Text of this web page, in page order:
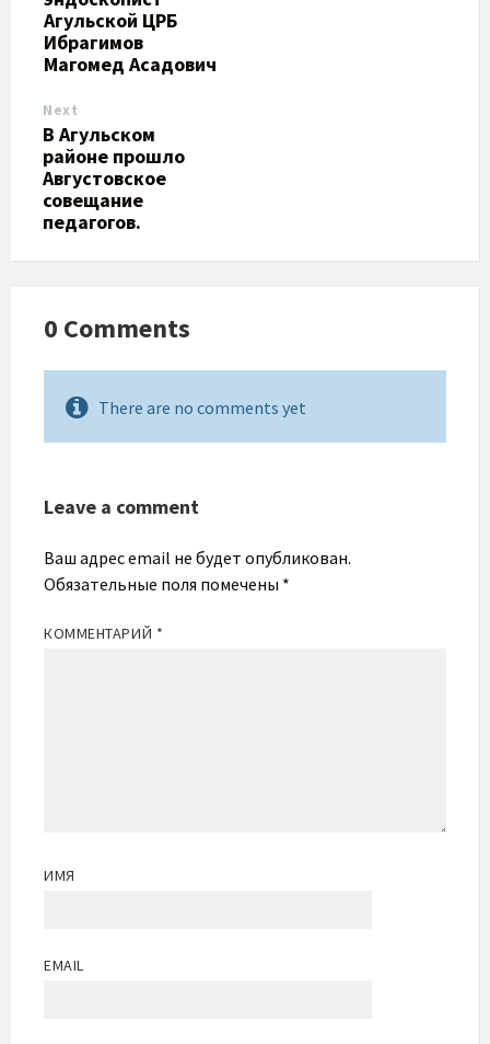
Агульской ЦРБ
Ибрагимов
Магомед Асадович
Next
​В Агульском
районе прошло
Августовское
совещание
педагогов.
0 Comments
There are no comments yet
Leave a comment
Ваш адрес email не будет опубликован.
Обязательные поля помечены *
КОММЕНТАРИЙ *
ИМЯ
EMAIL